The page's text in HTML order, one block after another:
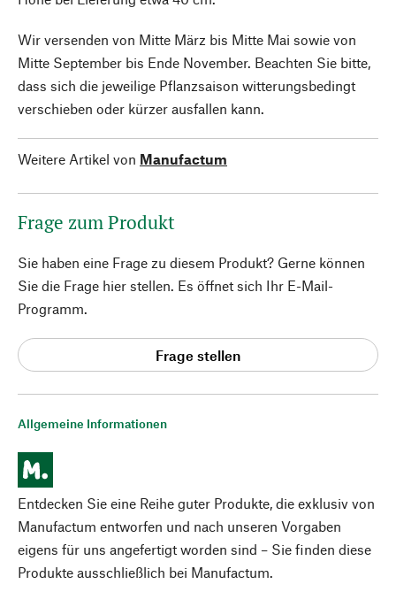
Allgemeine Informationen
Entdecken Sie eine Reihe guter Produkte, die exklusiv von
Manufactum entworfen und nach unseren Vorgaben
eigens für uns angefertigt worden sind – Sie finden diese
Produkte ausschließlich bei Manufactum.
Wir versenden von Mitte März bis Mitte Mai sowie von
Mitte September bis Ende November. Beachten Sie bitte,
dass sich die jeweilige Pflanzsaison witterungsbedingt
verschieben oder kürzer ausfallen kann.
Weitere Artikel von Manufactum
Frage zum Produkt
Sie haben eine Frage zu diesem Produkt? Gerne können
Sie die Frage hier stellen. Es öffnet sich Ihr E-Mail-
Programm.
Frage stellen